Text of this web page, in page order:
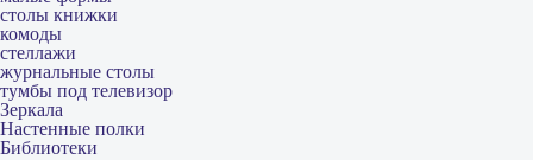
столы книжки
комоды
стеллажи
журнальные столы
тумбы под телевизор
Зеркала
Настенные полки
Библиотеки